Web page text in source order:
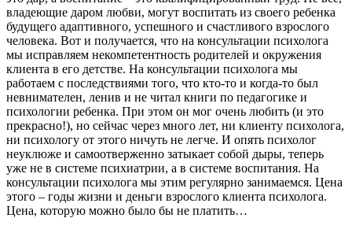
владеющие даром любви, могут воспитать из своего ребенка
будущего адаптивного, успешного и счастливого взрослого
человека. Вот и получается, что на консультации психолога
мы исправляем некомпетентность родителей и окружения
клиента в его детстве. На консультации психолога мы
работаем с последствиями того, что кто-то и когда-то был
невнимателен, ленив и не читал книги по педагогике и
психологии ребенка. При этом он мог очень любить (и это
прекрасно!), но сейчас через много лет, ни клиенту психолога,
ни психологу от этого ничуть не легче. И опять психолог
неуклюже и самоотверженно затыкает собой дыры, теперь
уже не в системе психиатрии, а в системе воспитания. На
консультации психолога мы этим регулярно занимаемся. Цена
этого – годы жизни и деньги взрослого клиента психолога.
Цена, которую можно было бы не платить…